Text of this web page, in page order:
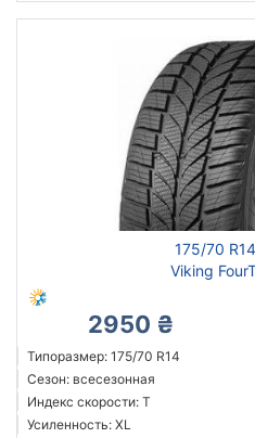
175/70
Viking
2950 ₴
Типоразмер: 175/70 R14
Сезон: всесезонная
Индекс скорости: T
Усиленность: XL